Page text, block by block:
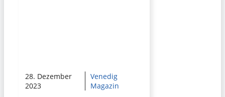
28. Dezember
2023
Venedig
Magazin